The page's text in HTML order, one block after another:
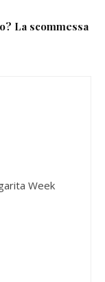
La scommessa
Week